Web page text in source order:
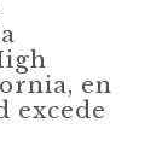
en
excede